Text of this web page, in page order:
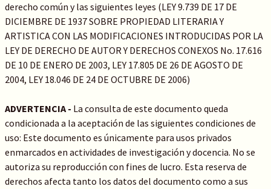
derecho común y las siguientes leyes (LEY 9.739 DE 17 DE
DICIEMBRE DE 1937 SOBRE PROPIEDAD LITERARIA Y
ARTISTICA CON LAS MODIFICACIONES INTRODUCIDAS POR LA
LEY DE DERECHO DE AUTOR Y DERECHOS CONEXOS No. 17.616
DE 10 DE ENERO DE 2003, LEY 17.805 DE 26 DE AGOSTO DE
2004, LEY 18.046 DE 24 DE OCTUBRE DE 2006)
ADVERTENCIA - La consulta de este documento queda
condicionada a la aceptación de las siguientes condiciones de
uso: Este documento es únicamente para usos privados
enmarcados en actividades de investigación y docencia. No se
autoriza su reproducción con fines de lucro. Esta reserva de
derechos afecta tanto los datos del documento como a sus